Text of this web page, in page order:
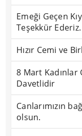
Emeği Geçen
Teşekkür Ederiz.
Hızır Cemi ve
8 Mart Kadınlar
Davetlidir
Canlarımızın
olsun.